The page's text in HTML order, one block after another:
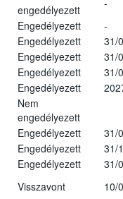
engedélyezett
-
Engedélyezett
-
Engedélyezett
31/
Engedélyezett
31/
Engedélyezett
31/
Engedélyezett
Nem
engedélyezett
Engedélyezett
31/
Engedélyezett
31/
Engedélyezett
31/
Visszavont
10/